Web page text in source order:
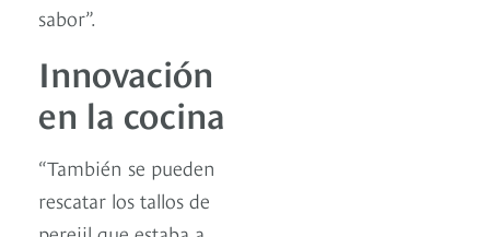
sabor”.
Innovación
en la cocina
“También se pueden
rescatar los tallos de